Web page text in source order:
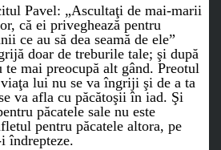
Pavel: „Ascultaţi de mai-marii
că ei priveghează pentru
ce au să dea seamă de ele”
doar de treburile tale; şi după
te mai preocupă alt gând. Preotul
lui nu se va îngriji şi de a ta
va afla cu păcătoşii în iad. Şi
păcatele sale nu este
pentru păcatele altora, pe
îndrepteze.